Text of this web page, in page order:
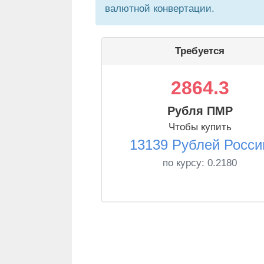
валютной конвертации.
Требуется
2864.3
Рубля ПМР
Чтобы купить
13139 Рублей
по курсу: 0.2180